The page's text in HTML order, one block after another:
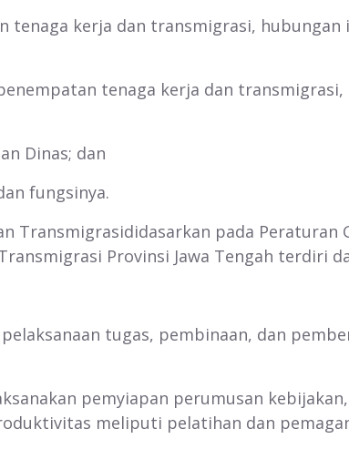
tenaga kerja dan transmigrasi, hubungan
tenaga kerja dan transmigrasi,
Dinas; dan
tugas dan fungsinya.
pada Peraturan
Provinsi Jawa Tengah terdiri
tugas, pembinaan, dan
pemyiapan perumusan
meliputi pelatihan dan